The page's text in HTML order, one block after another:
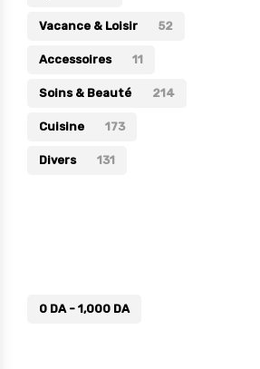
Vacance & Loisir 52
Accessoires 11
Soins & Beauté 214
Cuisine 173
Divers 131
0 DA- 1,000 DA